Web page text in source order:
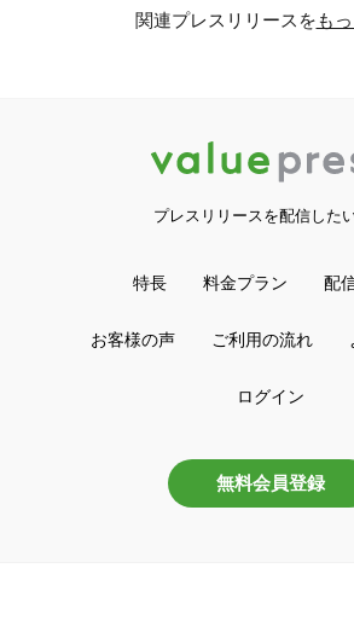
関連プレスリリースをも
プレスリリースを配信した
特長 料金プラン 配
お客様の声 ご利用の流れ
ログイン
無料会員登録